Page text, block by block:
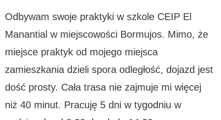
Odbywam swoje praktyki w szkole CEIP El
Manantial w miejscowości Bormujos. Mimo, że
miejsce praktyk od mojego miejsca
zamieszkania dzieli spora odległość, dojazd jest
dość prosty. Cała trasa nie zajmuje mi więcej
niż 40 minut. Pracuję 5 dni w tygodniu w